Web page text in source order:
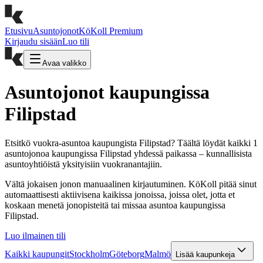
EtusivuAsuntojonotKöKoll Premium
Kirjaudu sisäänLuo tili
Avaa valikko
Asuntojonot kaupungissa
Filipstad
Etsitkö vuokra-asuntoa kaupungista Filipstad? Täältä löydät kaikki 1
asuntojonoa kaupungissa Filipstad yhdessä paikassa – kunnallisista
asuntoyhtiöistä yksityisiin vuokranantajiin.
Vältä jokaisen jonon manuaalinen kirjautuminen. KöKoll pitää sinut
automaattisesti aktiivisena kaikissa jonoissa, joissa olet, jotta et
koskaan menetä jonopisteitä tai missaa asuntoa kaupungissa
Filipstad.
Luo ilmainen tili
Kaikki kaupungitStockholmGöteborgMalmö Lisää kaupunkeja